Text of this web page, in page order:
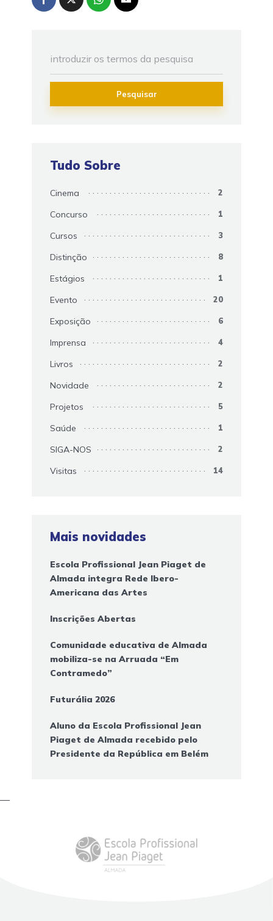
Pesquisar
Tudo Sobre
Cinema 2
Concurso 1
Cursos 3
Distinção 8
Estágios 1
Evento 20
Exposição 6
Imprensa 4
Livros 2
Novidade 2
Projetos 5
Saúde 1
SIGA-NOS 2
Visitas 14
Mais novidades
Escola Profissional Jean Piaget de
Almada integra Rede Ibero-
Americana das Artes
Inscrições Abertas
Comunidade educativa de Almada
mobiliza-se na Arruada “Em
Contramedo”
Futurália 2026
Aluno da Escola Profissional Jean
Piaget de Almada recebido pelo
Presidente da República em Belém
—